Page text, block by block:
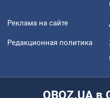
Реклама на сайте
Редакционная политика
OBOZ.UA в